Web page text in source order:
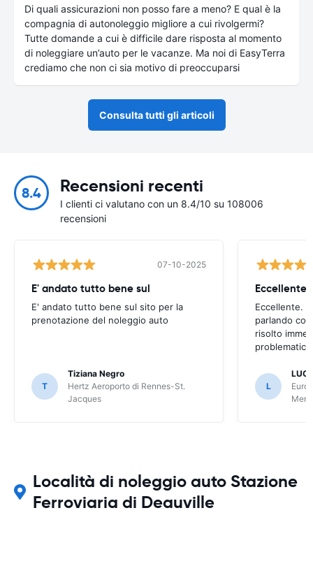
Di quali assicurazioni non posso fare a meno? E qual è la
compagnia di autonoleggio migliore a cui rivolgermi?
Tutte domande a cui è difficile dare risposta al momento
di noleggiare un’auto per le vacanze. Ma noi di EasyTerra
crediamo che non ci sia motivo di preoccuparsi
Consulta tutti gli articoli
8.4 Recensioni recenti
I clienti ci valutano con un 8.4/10 su 108006
recensioni
07-10-2025
E' andato tutto bene sul
E' andato tutto bene sul sito per la
prenotazione del noleggio auto
T
Tiziana Negro
Hertz Aeroporto di Rennes-St.
Jacques
Eccellente.
parlando
risolto
L
Località di noleggio auto Stazione
Ferroviaria di Deauville